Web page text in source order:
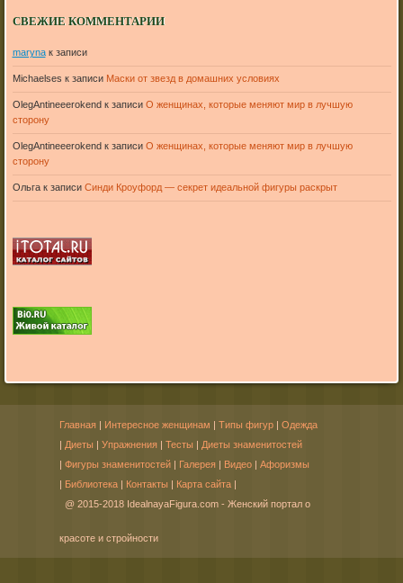
СВЕЖИЕ КОММЕНТАРИИ
marynaк записи
Michaelses к записи Маски от звезд в домашних условиях
OlegAntineeerokend к записи О женщинах, которые меняют мир в лучшую
сторону
OlegAntineeerokend к записи О женщинах, которые меняют мир в лучшую
сторону
Ольгак записи Синди Кроуфорд — секрет идеальной фигуры раскрыт
Главная | Интересное женщинам | Типы фигур | Одежда
| Диеты | Упражнения | Тесты | Диеты знаменитостей
| Фигуры знаменитостей | Галерея | Видео | Афоризмы
| Библиотека | Контакты | Карта сайта |
@ 2015-2018 IdealnayaFigura.com - Женский портал о
красоте и стройности